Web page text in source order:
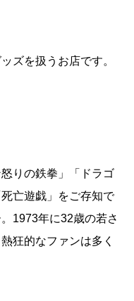
ズを扱うお店です。
りの鉄拳」「ドラゴ
亡遊戯」をご存知で
1973年に32歳の若さ
狂的なファンは多く